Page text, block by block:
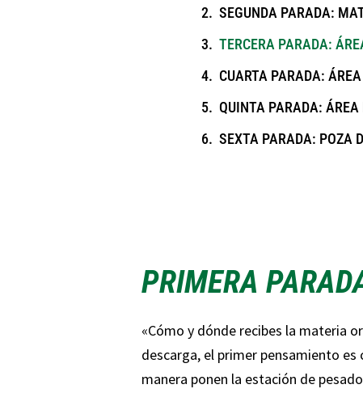
SEGUNDA PARADA:
TERCERA PARADA:
CUARTA PARADA:
QUINTA PARADA: ÁREA
SEXTA PARADA: POZA
PRIMERA
«Cómo y dónde recibes la materia
descarga, el primer pensamiento
manera ponen la estación de